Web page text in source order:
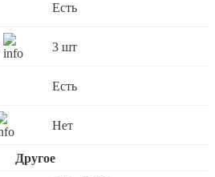
Есть
3 шт
Есть
Нет
Другое